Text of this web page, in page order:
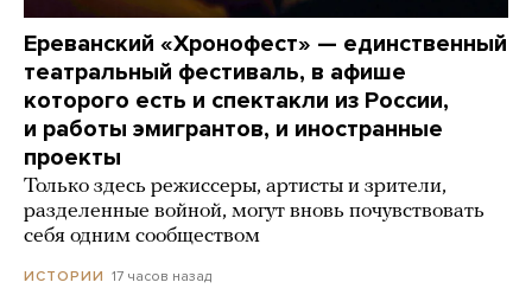
Ереванский «Хронофест» — единственный
театральный фестиваль, в афише
которого есть и спектакли из России,
и работы эмигрантов, и иностранные
проекты
Только здесь режиссеры, артисты и зрители,
разделенные войной, могут вновь почувствовать
себя одним сообществом
ИСТОРИИ 17 часов назад